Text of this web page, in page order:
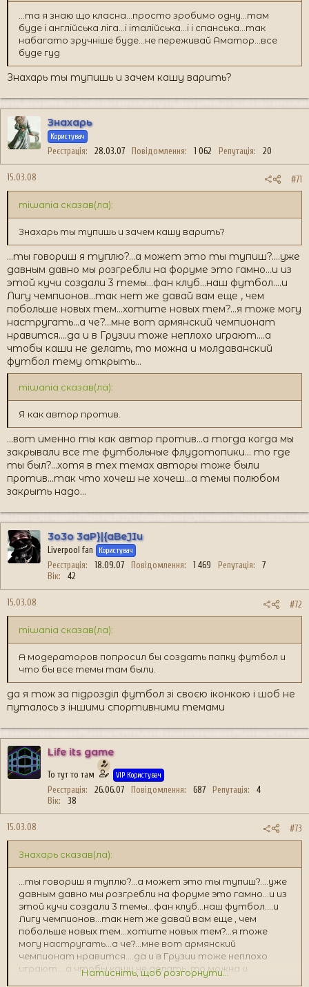
...та я знаю що класна...просто зробимо одну...там
буде і англійська ліга...і італійська...і і спанська...так
набагато зручніше буде...не переживай Аматор...все
буде гуд
Знахарь ты тупишь и зачем кашу варить?
Знахарь
Користувач
Реєстрація 28.03.07 Повідомлення 1 062 Репутація 20
15.03.08 #71
miwania сказав(ла):
Знахарь ты тупишь и зачем кашу варить?
...ты говориш я туплю?...а может это ты тупиш?....уже
давным давно мы розгребли на форуме это гамно...и из
этой кучи создали 3 темы...фан клуб...наш футбол....и
Лигу чемпионов...так нет же давай вам еще , чем
побольше новых тем...хотите новых тем?...я тоже могу
настругать...а че?...мне вот армянский чемпионат
нравится....да и в Грузии тоже неплохо играют....а
чтобы каши не делать, то можна и молдаванский
футбол тему открыть...
miwania сказав(ла):
Я как автор против.
...вот именно ты как автор против...а тогда когда мы
закрывали все те футбольные флудотопики... то где
ты был?...хотя в тех темах авторы тоже были
против...так что хочеш не хочеш...а темы полюбом
закрыть надо...
3o3o 3aP}|{aBeJIu
Liverpool fan Користувач
Реєстрація 18.09.07 Повідомлення 1 469 Репутація
7
Вік
42
15.03.08 #72
miwania сказав(ла):
А модераторов попросил бы создать папку футбол и
что бы все темы там были.
да я тож за підрозділ футбол зі своєю іконкою і шоб не
путалось з іншими спортивними темами
Life its game
То тут то там VIP Користувач
Реєстрація 26.06.07 Повідомлення 687 Репутація
4
Вік
38
15.03.08 #73
Знахарь сказав(ла):
...ты говориш я туплю?...а может это ты тупиш?....уже
давным давно мы розгребли на форуме это гамно...и из
этой кучи создали 3 темы...фан клуб...наш футбол....и
Лигу чемпионов...так нет же давай вам еще , чем
побольше новых тем...хотите новых тем?...я тоже
могу настругать...а че?...мне вот армянский
чемпионат нравится....да и в Грузии тоже неплохо
играют....а чтобы каши не делать, то можна и
молдаванский футбол тему открыть...
Натисніть, щоб розгорнути...